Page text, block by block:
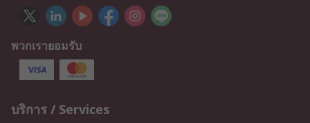
พวกเรายอมรับ
บริการ / Services